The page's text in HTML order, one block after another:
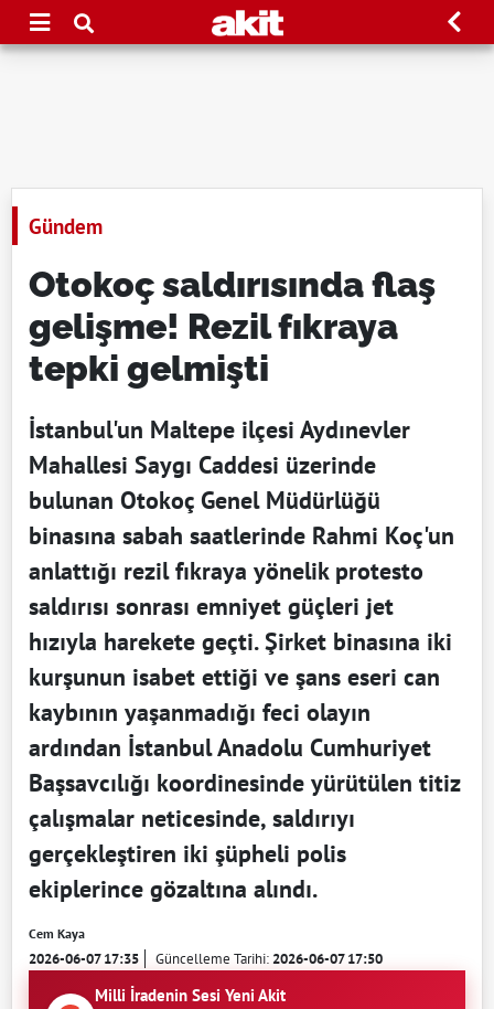
Gündem
Otokoç saldırısında flaş
gelişme! Rezil fıkraya
tepki gelmişti
İstanbul'un Maltepe ilçesi Aydınevler
Mahallesi Saygı Caddesi üzerinde
bulunan Otokoç Genel Müdürlüğü
binasına sabah saatlerinde Rahmi Koç'un
anlattığı rezil fıkraya yönelik protesto
saldırısı sonrası emniyet güçleri jet
hızıyla harekete geçti. Şirket binasına iki
kurşunun isabet ettiği ve şans eseri can
kaybının yaşanmadığı feci olayın
ardından İstanbul Anadolu Cumhuriyet
Başsavcılığı koordinesinde yürütülen titiz
çalışmalar neticesinde, saldırıyı
gerçekleştiren iki şüpheli polis
ekiplerince gözaltına alındı.
Cem Kaya
2026-06-07 17:35 Güncelleme Tarihi:2026-06-07 17:50
Milli İradenin Sesi Yeni Akit